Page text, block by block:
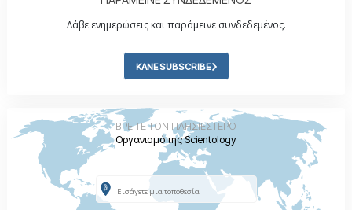
Λάβε ενημερώσεις και παράμεινε συνδεδεμένος.
ΚΑΝΕ SUBSCRIBE
ΒΡΕΙΤΕ ΤΟΝ ΠΛΗΣΙΕΣΤΕΡΟ
Οργανισμό της Scientology